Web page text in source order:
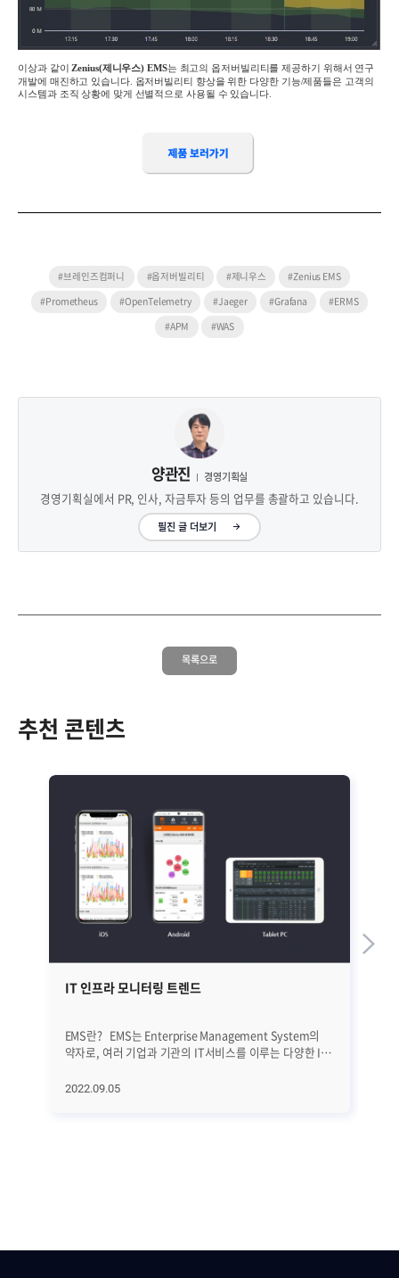
이상과 같이Zenius(제니우스) EMS는 최고의 옵저버빌리티를 제공하기 위해서 연구
개발에 매진하고 있습니다. 옵저버빌리티 향상을 위한 다양한 기능/제품들은 고객의
시스템과 조직 상황에 맞게 선별적으로 사용될 수 있습니다.
#브레인즈컴퍼니 #옵저버빌리티 #제니우스
#Zenius EMS
#Prometheus
#OpenTelemetry #Jaeger #Grafana
#ERMS
#APM
#WAS
양관진 경영기획실
경영기획실에서 PR, 인사, 자금투자 등의 업무를 총괄하고 있습니다.
필진 글 더보기
목록으로
추천 콘텐츠
IT 인프라 모니터링 트렌드
EMS란? EMS는 Enterprise Management System의
약자로, 여러 기업과 기관의 IT서비스를 이루는 다양한 IT
의미합니다. 해외에서는 일반적으로 ITIM(IT Infra
정의하며, 컨테이너, 가상화시스템, 서버, 스토리지,
2022.09.05
해